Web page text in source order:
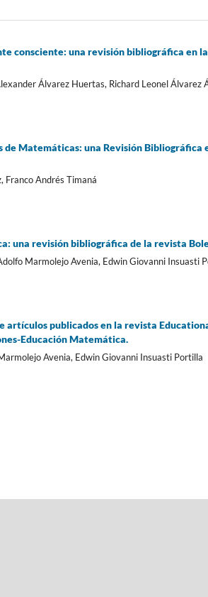
consciente: una revisión bibliográfica en
Álvarez Huertas, Richard Leonel Álvarez
de Matemáticas: una Revisión
Franco Andrés Timaná
una revisión bibliográfica de la revista
Marmolejo Avenia, Edwin Giovanni Insuasti
artículos publicados en la revista
Educación Matemática.
Avenia, Edwin Giovanni Insuasti Portilla